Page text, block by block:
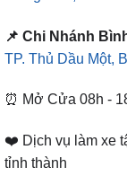
📌 Chi Nhánh
TP. Thủ Dầu Một,
⏰ Mở Cửa 08h -
❤️ Dịch vụ làm xe
tỉnh thành